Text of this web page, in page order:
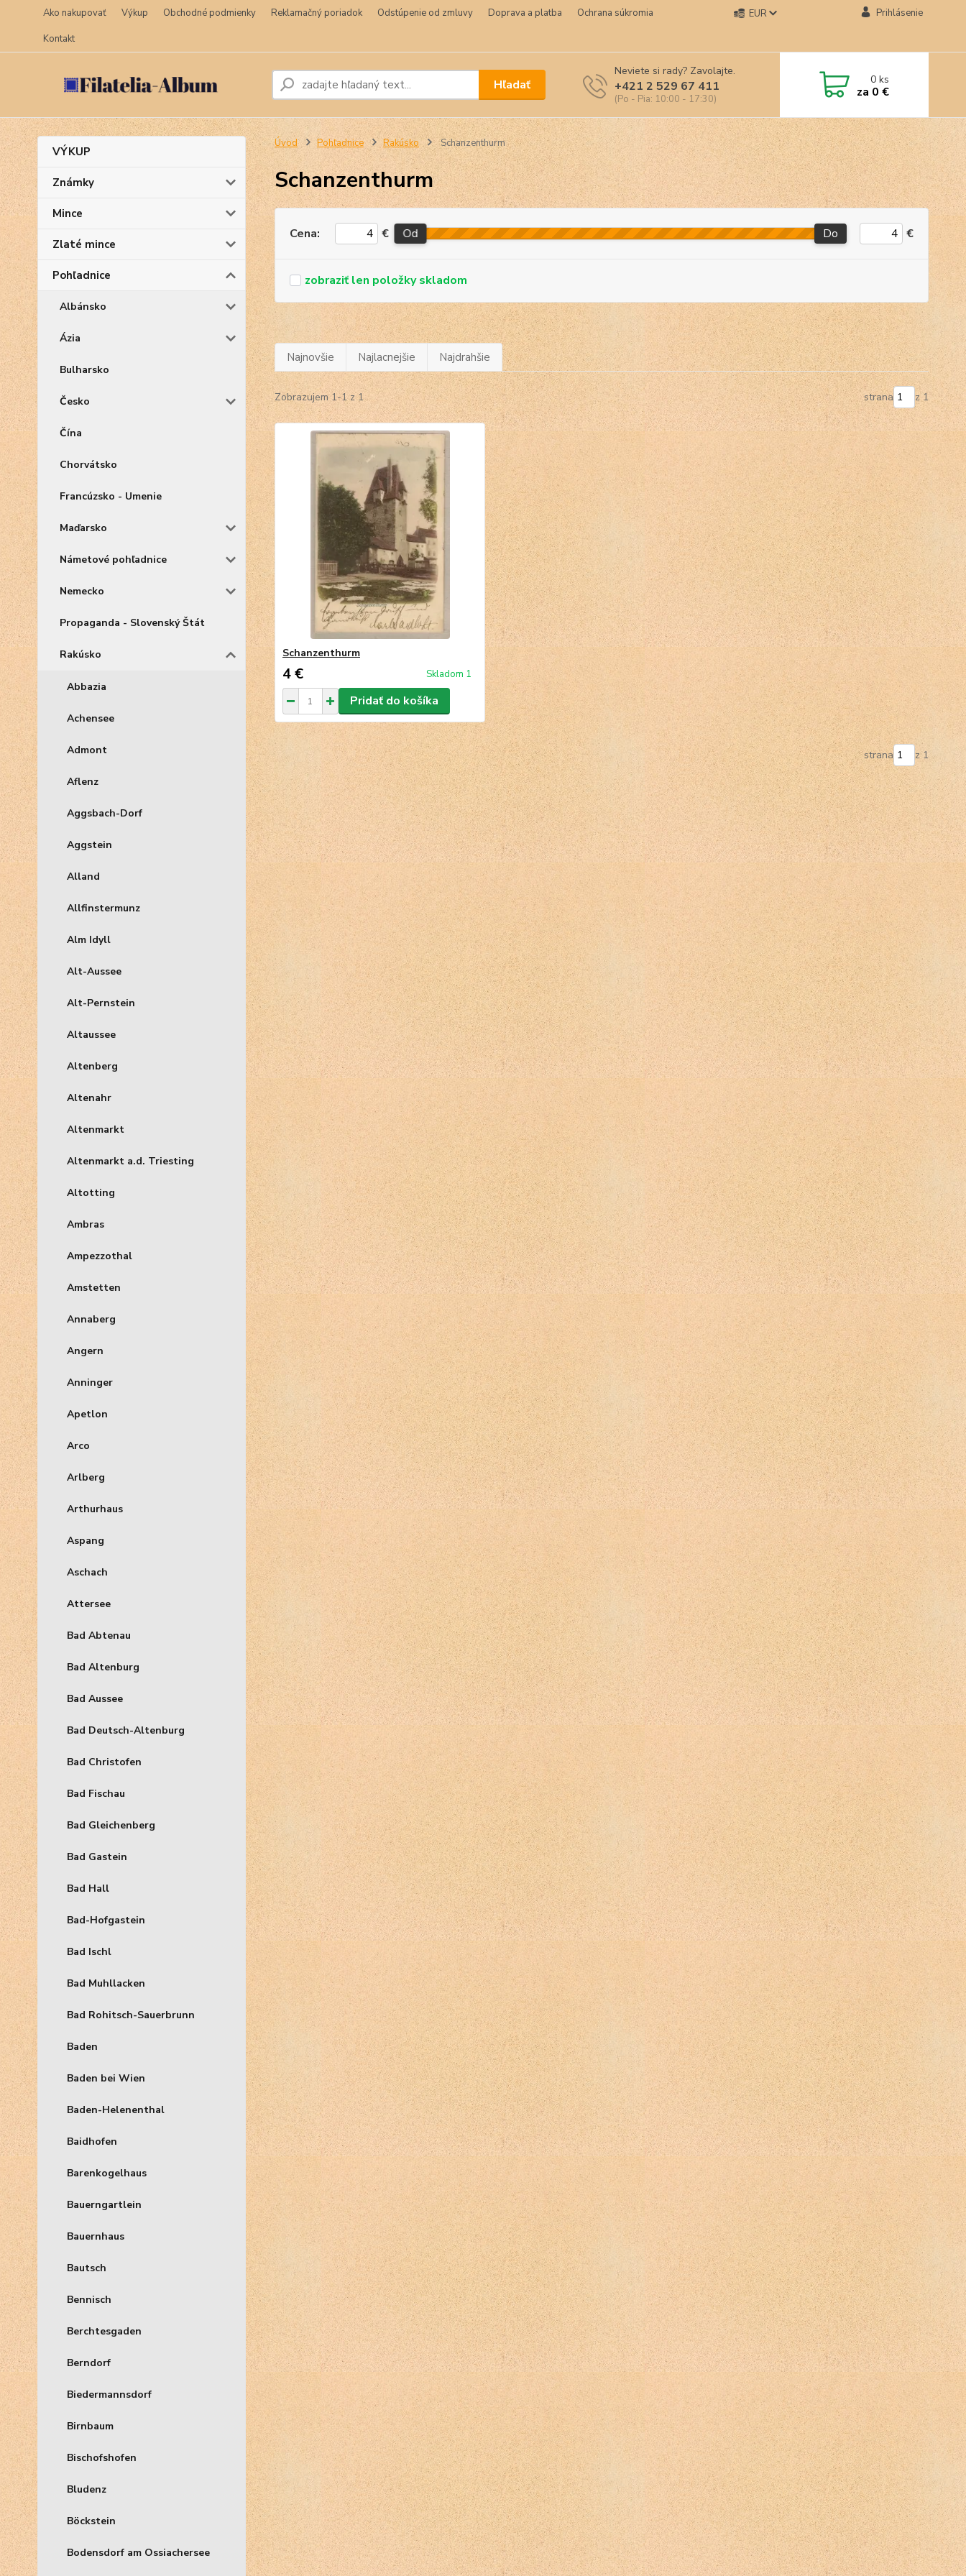
Ako nakupovať Výkup Obchodné podmienky Reklamačný poriadok Odstúpenie od zmluvy Doprava a platba
Ochrana súkromia
Kontakt
EUR Prihlásenie
Hľadať
Neviete si rady? Zavolajte.
+421 2 529 67 411
(Po - Pia: 10:00 - 17:30)
0ks
za 0 €
VÝKUP
Známky
Mince
Zlaté mince
Pohľadnice
Albánsko
Ázia
Bulharsko
Česko
Čína
Chorvátsko
Francúzsko - Umenie
Maďarsko
Námetové pohľadnice
Nemecko
Propaganda - Slovenský Štát
Rakúsko
Abbazia
Achensee
Admont
Aflenz
Aggsbach-Dorf
Aggstein
Alland
Allfinstermunz
Alm Idyll
Alt-Aussee
Alt-Pernstein
Altaussee
Altenberg
Altenahr
Altenmarkt
Altenmarkt a.d. Triesting
Altotting
Ambras
Ampezzothal
Amstetten
Annaberg
Angern
Anninger
Apetlon
Arco
Arlberg
Arthurhaus
Aspang
Aschach
Attersee
Bad Abtenau
Bad Altenburg
Bad Aussee
Bad Deutsch-Altenburg
Bad Christofen
Bad Fischau
Bad Gleichenberg
Bad Gastein
Bad Hall
Bad-Hofgastein
Bad Ischl
Bad Muhllacken
Bad Rohitsch-Sauerbrunn
Baden
Baden bei Wien
Baden-Helenenthal
Baidhofen
Barenkogelhaus
Bauerngartlein
Bauernhaus
Bautsch
Bennisch
Berchtesgaden
Berndorf
Biedermannsdorf
Birnbaum
Bischofshofen
Bludenz
Böckstein
Bodensdorf am Ossiachersee
Úvod Pohľadnice Rakúsko Schanzenthurm
Schanzenthurm
Cena: € Od Do €
skladom
Najnovšie Najlacnejšie Najdrahšie
Zobrazujem 1-1 z 1 strana z 1
Schanzenthurm
4 € Skladom 1
Pridať do košíka
strana z 1